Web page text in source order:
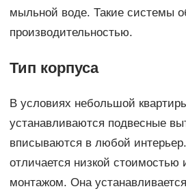
мыльной воде. Такие системы
производительностью.
Тип корпуса
В условиях небольшой
устанавливаются подвесные
вписываются в любой
отличается низкой
монтажом. Она